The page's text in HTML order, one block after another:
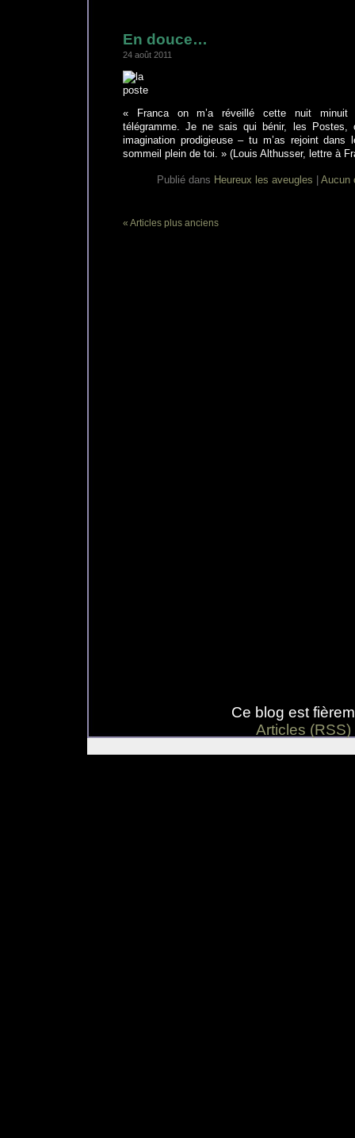
En douce…
24 août 2011
« Franca on m’a réveillé cette nuit minuit
télégramme. Je ne sais qui bénir, les Postes,
imagination prodigieuse – tu m’as rejoint
sommeil plein de toi. » (Louis Althusser, lettre à
Publié dans Heureux les aveugles Aucun
« Articles plus anciens
Ce blog est
Articles (RSS)